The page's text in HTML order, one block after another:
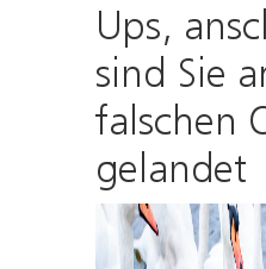
Ups,
sind Sie
falschen
gelandet